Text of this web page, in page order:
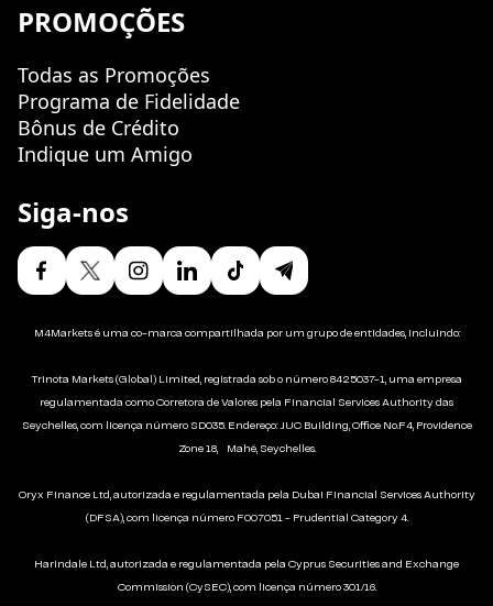
PROMOÇÕES
Todas as Promoções
Programa de Fidelidade
Bônus de Crédito
Indique um Amigo
Siga-nos
M4Markets é uma co-marca compartilhada por um grupo de entidades, incluindo:
Trinota Markets (Global) Limited, registrada sob o número 8425037-1, uma empresa
regulamentada como Corretora de Valores pela Financial Services Authority das
Seychelles, com licença número SD035. Endereço: JUC Building, Office No.F4, Providence
Zone 18, Mahé, Seychelles.
Oryx Finance Ltd, autorizada e regulamentada pela Dubai Financial Services Authority
(DFSA), com licença número F007051 - Prudential Category 4.
Harindale Ltd, autorizada e regulamentada pela Cyprus Securities and Exchange
Commission (CySEC), com licença número 301/16.